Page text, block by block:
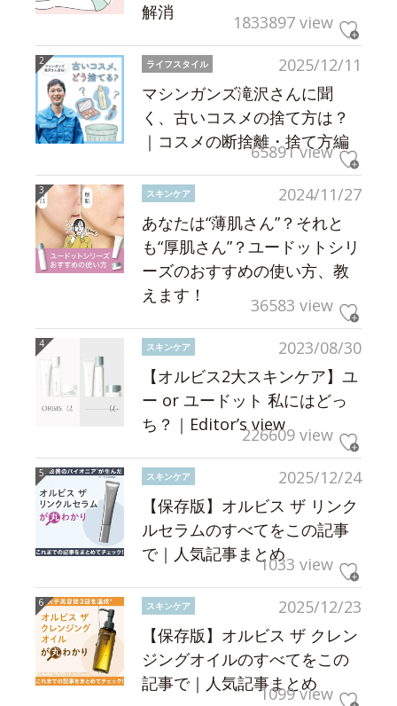
解消
1833897 view
2025/12/11
ライフスタイル
マシンガンズ滝沢さんに聞
く、古いコスメの捨て方は？
｜コスメの断捨離・捨て方編
65891 view
2024/11/27
スキンケア
あなたは“薄肌さん”？それと
も“厚肌さん”？ユードットシリ
ーズのおすすめの使い方、教
えます！
36583 view
2023/08/30
スキンケア
【オルビス2大スキンケア】ユ
ー or ユードット 私にはどっ
ち？｜Editor’s view226609 view
2025/12/24
スキンケア
【保存版】オルビス ザ リンク
ルセラムのすべてをこの記事
で｜人気記事まとめ1033 view
2025/12/23
スキンケア
【保存版】オルビス ザ クレン
ジングオイルのすべてをこの
記事で｜人気記事まとめ
1099 view